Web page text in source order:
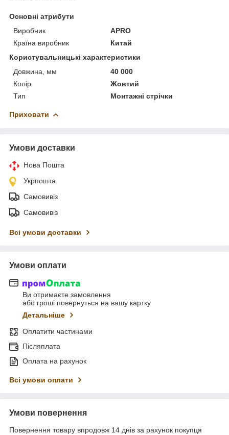
Основні атрибути
Виробник
APRO
Країна виробник
Китай
Користувальницькі характеристики
Довжина, мм
40 000
Колір
Жовтий
Тип
Монтажні стрічки
Приховати
Умови доставки
Нова Пошта
Укрпошта
Самовивіз
Самовивіз
Всі умови доставки
Умови оплати
Ви отримаєте замовлення
або гроші повернуться на вашу картку
Детальніше
Оплатити частинами
Післяплата
Оплата на рахунок
Всі умови оплати
Умови повернення
Повернення товару впродовж 14 днів за рахунок покупця